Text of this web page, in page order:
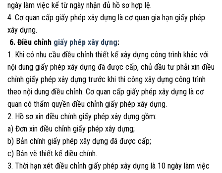
ngày làm việc kể từ ngày nhận đủ hồ sơ hợp lệ.
4. Cơ quan cấp giấy phép xây dựng là cơ quan gia hạn giấy phép
xây dựng.
6. Điều chỉnh giấy phép xây dựng:
1. Khi có nhu cầu điều chỉnh thiết kế xây dựng công trình khác với
nội dung giấy phép xây dựng đã được cấp, chủ đầu tư phải xin điều
chỉnh giấy phép xây dựng trước khi thi công xây dựng công trình
theo nội dung điều chỉnh. Cơ quan cấp giấy phép xây dựng là cơ
quan có thẩm quyền điều chỉnh giấy phép xây dựng.
2. Hồ sơ xin điều chỉnh giấy phép xây dựng gồm:
a) Đơn xin điều chỉnh giấy phép xây dựng;
b) Bản chính giấy phép xây dựng đã được cấp;
c) Bản vẽ thiết kế điều chỉnh.
3. Thời hạn xét điều chỉnh giấy phép xây dựng là 10 ngày làm việc